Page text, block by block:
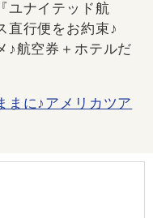
ユナイテッド航
直行便をお約束♪
♪航空券＋ホテルだ
に♪アメリカツア